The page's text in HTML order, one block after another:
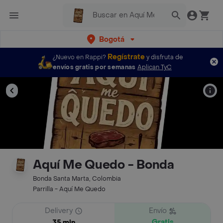
Bogotá
¿Nuevo en Rappi? Regístratey disfruta de
envíos gratis por semanas Aplican TyC
Aquí Me Quedo - Bonda
Bonda Santa Marta, Colombia
Parrilla - Aquí Me Quedo
Delivery
Envío